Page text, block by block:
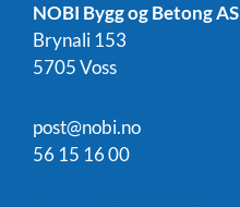
NOBI Bygg og Betong AS
Brynali 153
5705 Voss
post@nobi.no
56 15 16 00